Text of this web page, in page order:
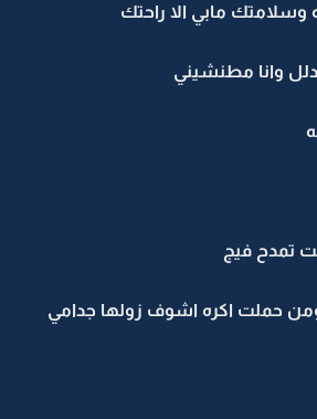
وسلامتك مابي الا راحتك
وانا مطنشيني
تمدح فيج
ومن حملت اكره اشوف زولها جدامي